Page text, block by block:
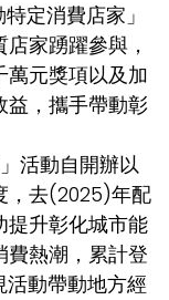
定消費店家」
家踴躍參與，
萬元獎項以及加
益，攜手帶動彰
活動自開辦以
，去(2025)年配
提升彰化城市能
費熱潮，累計登
動帶動地方經